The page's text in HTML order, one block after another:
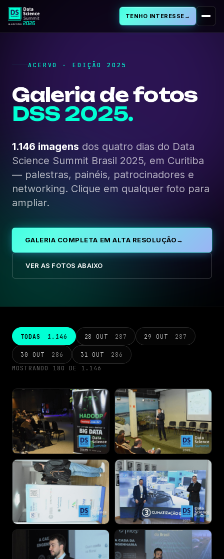
TENHO INTERESSE →
Programação
Cursos & Workshops
Cases de IA
Palestrantes
Local
Galeria 2025
Histórico
Imprensa
Notícias
INSCREVER-SE AGORA→
ACERVO · EDIÇÃO 2025
Galeria de fotos
DSS 2025.
1.146 imagens dos quatro dias do Data
Science Summit Brasil 2025, em Curitiba
— palestras, painéis, patrocinadores e
networking. Clique em qualquer foto para
ampliar.
GALERIA COMPLETA EM ALTA RESOLUÇÃO→
VER AS FOTOS ABAIXO
TODAS 1.146 28 OUT 287 29 OUT 287
30 OUT 286 31 OUT
286
MOSTRANDO 180 DE 1.146